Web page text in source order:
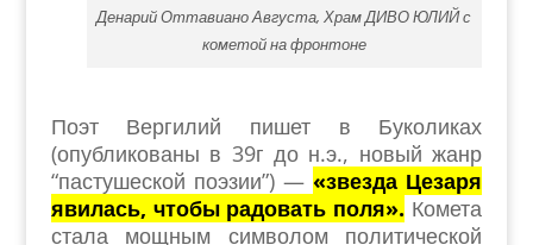
Денарий Оттавиано Августа, Храм ДИВО ЮЛИЙ с
кометой на фронтоне
Поэт Вергилий пишет в Буколиках
(опубликованы в 39г до н.э., новый жанр
“пастушеской поэзии”) — «звезда Цезаря
явилась, чтобы радовать поля». Комета
стала мощным символом политической